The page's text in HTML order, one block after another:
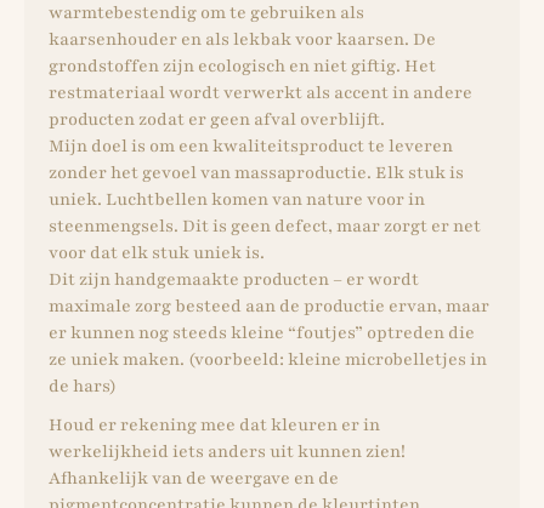
warmtebestendig om te gebruiken als
kaarsenhouder en als lekbak voor kaarsen. De
grondstoffen zijn ecologisch en niet giftig. Het
restmateriaal wordt verwerkt als accent in andere
producten zodat er geen afval overblijft.
Mijn doel is om een ​​kwaliteitsproduct te leveren
zonder het gevoel van massaproductie. Elk stuk is
uniek. Luchtbellen komen van nature voor in
steenmengsels. Dit is geen defect, maar zorgt er net
voor dat elk stuk uniek is.
Dit zijn handgemaakte producten – er wordt
maximale zorg besteed aan de productie ervan, maar
er kunnen nog steeds kleine “foutjes” optreden die
ze uniek maken. (voorbeeld: kleine microbelletjes in
de hars)
Houd er rekening mee dat kleuren er in
werkelijkheid iets anders uit kunnen zien!
Afhankelijk van de weergave en de